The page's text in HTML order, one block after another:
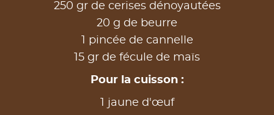
250 gr de cerises dénoyautées
20 g de beurre
1 pincée de cannelle
15 gr de fécule de maïs
Pour la cuisson :
1 jaune d'œuf